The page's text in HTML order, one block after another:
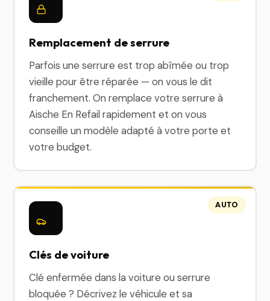
Remplacement de serrure
Parfois une serrure est trop abîmée ou trop
vieille pour être réparée — on vous le dit
franchement. On remplace votre serrure à
Aische En Refail rapidement et on vous
conseille un modèle adapté à votre porte et
votre budget.
Clés de voiture
Clé enfermée dans la voiture ou serrure
bloquée ? Décrivez le véhicule et sa
AUTO